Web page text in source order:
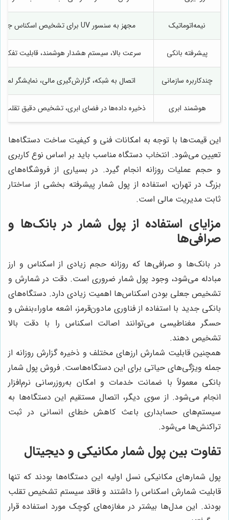
نیمه‌اتوماتیک مجهز به سنسور UV برای تشخیص اسکناس جعلی
پیشرفته بانکی سرعت بالا، سیستم هشدار هوشمند، قابلیت
چندکاربره سازمانی اتصال به شبکه، گزارش‌گیری مالی، نمایشگر
هوشمند ابری ذخیره داده‌ها در فضای ابری، تشخیص دقیق تقلب
این قیمت‌ها با توجه به امکانات فنی و کیفیت ساخت دستگاه‌ها
تعیین می‌شود. انتخاب دستگاه مناسب باید بر اساس نوع کاربری
و حجم عملیات روزانه انجام گیرد. در بسیاری از فروشگاه‌های
بزرگ در تهران، استفاده از پول شمار پیشرفته بخشی از ساختار
ثابت مدیریت مالی است.
مزایای استفاده از پول شمار در بانک‌ها و
صرافی‌ها
در بانک‌ها و صرافی‌ها که روزانه حجم زیادی از اسکناس و ارز
مبادله می‌شود، وجود پول شمار ضروری است. دقت در شمارش و
تشخیص جعلی بودن اسکناس‌ها اهمیت زیادی دارد. دستگاه‌های
بانکی جدید با استفاده از فناوری مادون‌قرمز، اشعه ماوراءبنفش و
حسگر مغناطیسی می‌توانند اصالت اسکناس را با دقت بالا
تشخیص دهند.
همچنین قابلیت شمارش ارزهای مختلف و ذخیره گزارش روزانه از
جمله ویژگی‌های حیاتی برای این دستگاه‌هاست. فروش پول شمار
بانکی معمولاً با ضمانت خدمات و امکان به‌روزرسانی نرم‌افزار
انجام می‌شود. از سوی دیگر، اتصال مستقیم این دستگاه‌ها به
سیستم‌های حسابداری باعث کاهش خطای انسانی در ثبت
تراکنش‌ها می‌شود.
تفاوت بین پول شمار مکانیکی و دیجیتال
پول شمارهای مکانیکی نسل اولیه این دستگاه‌ها بودند که تنها
قابلیت شمارش اسکناس را داشتند و فاقد سیستم تشخیص تقلب
بودند. این مدل‌ها بیشتر در مغازه‌های کوچک مورد استفاده قرار